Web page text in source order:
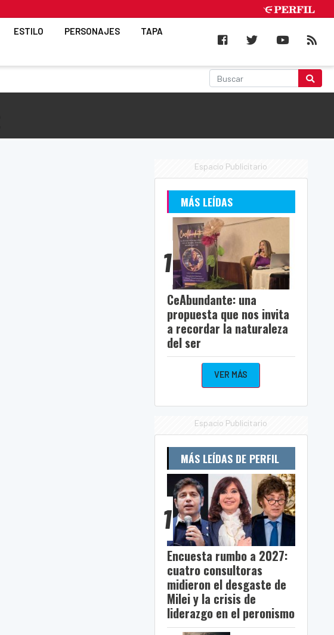
ESTILO PERSONAJES
TAPA
Espacio Publicitario
MÁS LEÍDAS
1
CeAbundante: una
propuesta que nos invita
a recordar la naturaleza
del ser
VER MÁS
Espacio Publicitario
MÁS LEÍDAS DE PERFIL
1
Encuesta rumbo a 2027:
cuatro consultoras
midieron el desgaste de
Milei y la crisis de
liderazgo en el peronismo